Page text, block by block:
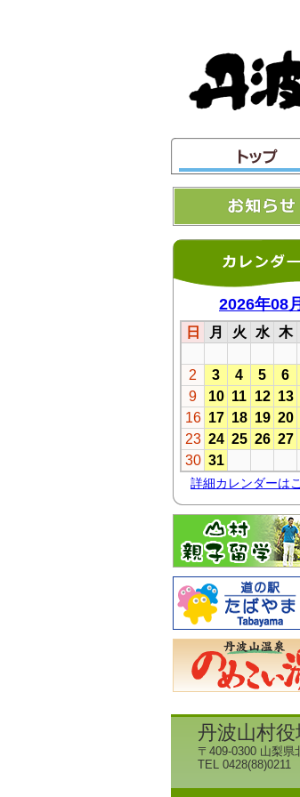
ャ
ン
プ
丹波山村役
〒409-0300 山梨県
TEL 0428(88)0211